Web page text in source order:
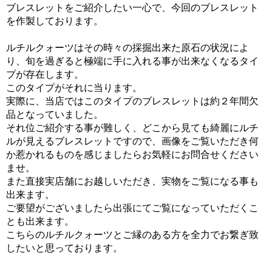
ブレスレットをご紹介したい一心で、今回のブレスレット
を作製しております。
ルチルクォーツはその時々の採掘出来た原石の状況によ
り、旬を過ぎると極端に手に入れる事が出来なくなるタイ
プが存在します。
このタイプがそれに当ります。
実際に、当店ではこのタイプのブレスレットは約２年間欠
品となっていました。
それ位ご紹介する事が難しく、どこから見ても綺麗にルチ
ルが見えるブレスレットですので、画像をご覧いただき何
か惹かれるものを感じましたらお気軽にお問合せください
ませ。
また直接実店舗にお越しいただき、実物をご覧になる事も
出来ます。
ご要望がございましたら出張にてご覧になっていただくこ
とも出来ます。
こちらのルチルクォーツとご縁のある方を全力でお繋ぎ致
したいと思っております。